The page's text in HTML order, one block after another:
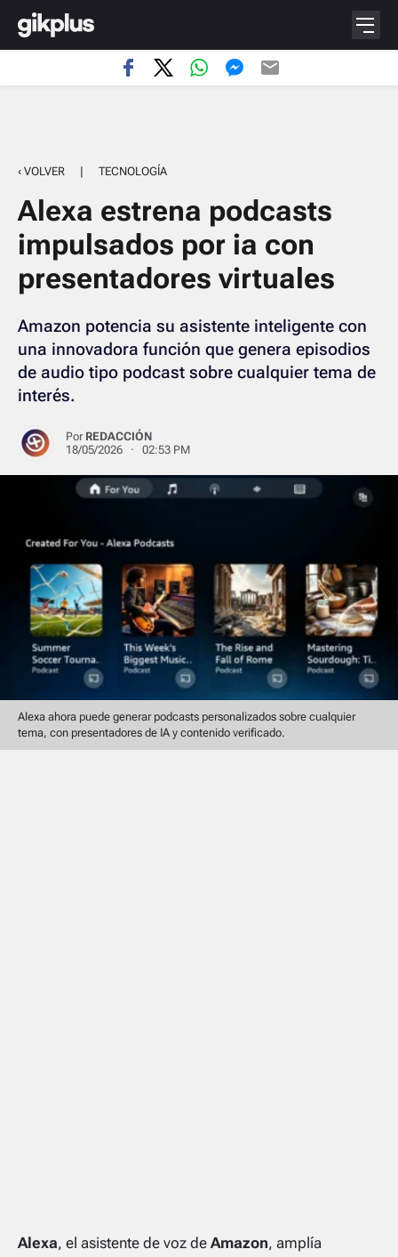
‹ VOLVER | TECNOLOGÍA
Alexa estrena podcasts
impulsados por ia con
presentadores virtuales
Amazon potencia su asistente inteligente con
una innovadora función que genera episodios
de audio tipo podcast sobre cualquier tema de
interés.
Por REDACCIÓN
18/05/2026 · 02:53 PM
Alexa ahora puede generar podcasts personalizados sobre cualquier
tema, con presentadores de IA y contenido verificado.
Alexa, el asistente de voz de Amazon, amplía